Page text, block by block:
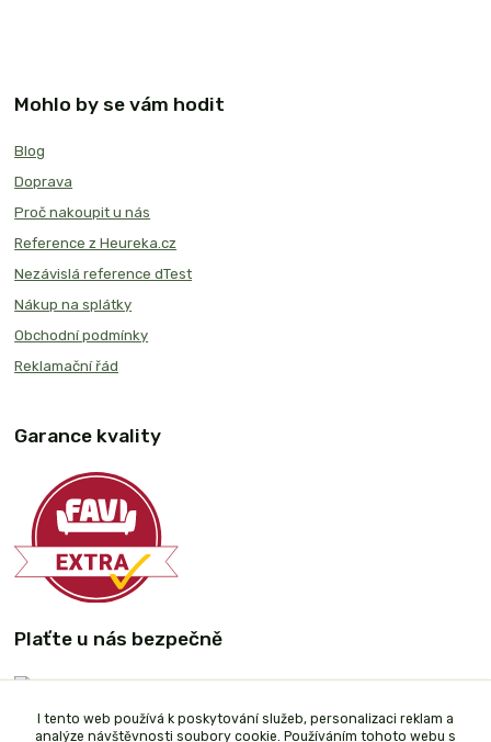
Mohlo by se vám hodit
Blog
Doprava
Proč nakoupit u nás
Reference z Heureka.cz
Nezávislá reference dTest
Nákup na splátky
Obchodní podmínky
Reklamační řád
Garance kvality
Plaťte u nás bezpečně
I tento web používá k poskytování služeb, personalizaci reklam a
analýze návštěvnosti soubory cookie. Používáním tohoto webu s